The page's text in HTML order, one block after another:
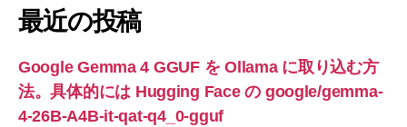
最近の投稿
Google Gemma 4 GGUF を Ollama に取り込む方
法。具体的には Hugging Face の google/gemma-
4-26B-A4B-it-qat-q4_0-gguf